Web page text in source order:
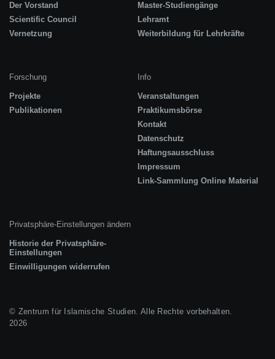
Der Vorstand
Scientific Council
Vernetzung
Master-Studiengänge
Lehramt
Weiterbildung für Lehrkräfte
Forschung
Projekte
Publikationen
Info
Veranstaltungen
Praktikumsbörse
Kontakt
Datenschutz
Haftungsausschluss
Impressum
Link-Sammlung Online Material
Privatsphäre-Einstellungen ändern
Historie der Privatsphäre-
Einstellungen
Einwilligungen widerrufen
© Zentrum für Islamische Studien. Alle Rechte vorbehalten.
2026